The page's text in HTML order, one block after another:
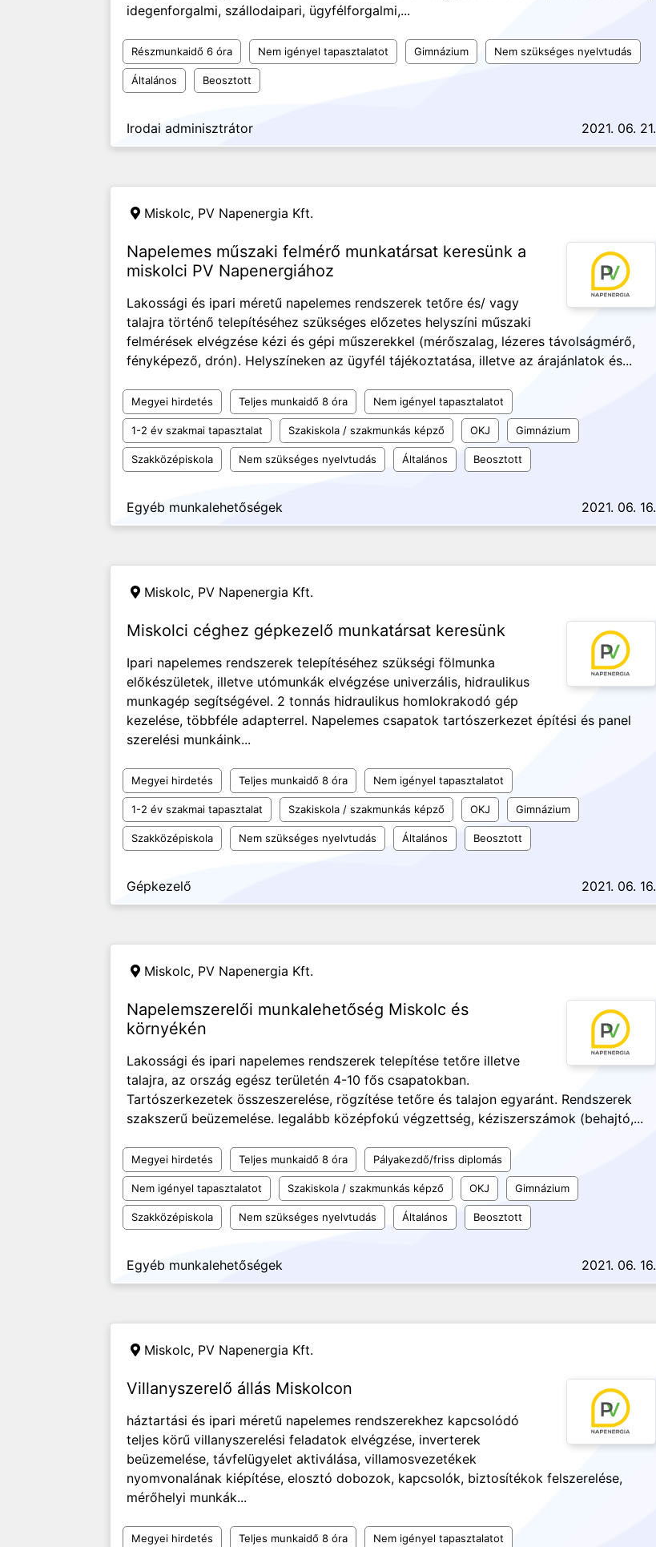
idegenforgalmi, szállodaipari, ügyfélforgalmi,...
Részmunkaidő 6 óra Nem igényel tapasztalatot Gimnázium Nem szükséges nyelvtudás
Általános Beosztott
Irodai adminisztrátor 2021. 06. 21.
Miskolc, PV Napenergia Kft.
Napelemes műszaki felmérő munkatársat keresünk a
miskolci PV Napenergiához
Lakossági és ipari méretű napelemes rendszerek tetőre és/ vagy
talajra történő telepítéséhez szükséges előzetes helyszíni műszaki
felmérések elvégzése kézi és gépi műszerekkel (mérőszalag, lézeres távolságmérő,
fényképező, drón). Helyszíneken az ügyfél tájékoztatása, illetve az árajánlatok és...
Megyei hirdetés Teljes munkaidő 8 óra Nem igényel tapasztalatot
1-2 év szakmai tapasztalat Szakiskola / szakmunkás képző OKJ Gimnázium
Szakközépiskola Nem szükséges nyelvtudás Általános Beosztott
Egyéb munkalehetőségek 2021. 06. 16.
Miskolc, PV Napenergia Kft.
Miskolci céghez gépkezelő munkatársat keresünk
Ipari napelemes rendszerek telepítéséhez szükségi fölmunka
előkészületek, illetve utómunkák elvégzése univerzális, hidraulikus
munkagép segítségével. 2 tonnás hidraulikus homlokrakodó gép
kezelése, többféle adapterrel. Napelemes csapatok tartószerkezet építési és panel
szerelési munkáink...
Megyei hirdetés Teljes munkaidő 8 óra Nem igényel tapasztalatot
1-2 év szakmai tapasztalat Szakiskola / szakmunkás képző OKJ Gimnázium
Szakközépiskola Nem szükséges nyelvtudás Általános Beosztott
Gépkezelő 2021. 06. 16.
Miskolc, PV Napenergia Kft.
Napelemszerelői munkalehetőség Miskolc és
környékén
Lakossági és ipari napelemes rendszerek telepítése tetőre illetve
talajra, az ország egész területén 4-10 fős csapatokban.
Tartószerkezetek összeszerelése, rögzítése tetőre és talajon egyaránt. Rendszerek
szakszerű beüzemelése. legalább középfokú végzettség, kéziszerszámok (behajtó,...
Megyei hirdetés Teljes munkaidő 8 óra Pályakezdő/friss diplomás
Nem igényel tapasztalatot Szakiskola / szakmunkás képző OKJ Gimnázium
Szakközépiskola Nem szükséges nyelvtudás Általános Beosztott
Egyéb munkalehetőségek 2021. 06. 16.
Miskolc, PV Napenergia Kft.
Villanyszerelő állás Miskolcon
háztartási és ipari méretű napelemes rendszerekhez kapcsolódó
teljes körű villanyszerelési feladatok elvégzése, inverterek
beüzemelése, távfelügyelet aktiválása, villamosvezetékek
nyomvonalának kiépítése, elosztó dobozok, kapcsolók, biztosítékok felszerelése,
mérőhelyi munkák...
Megyei hirdetés Teljes munkaidő 8 óra Nem igényel tapasztalatot